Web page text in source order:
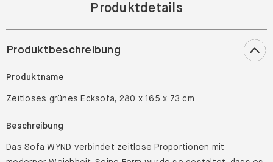
Produktdetails
Produktbeschreibung
Produktname
Zeitloses grünes Ecksofa, 280 x 165 x 73 cm
Beschreibung
Das Sofa WYND verbindet zeitlose Proportionen mit